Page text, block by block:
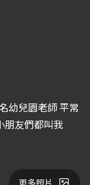
幼兒園老師 平常
朋友們都叫我
更多照片